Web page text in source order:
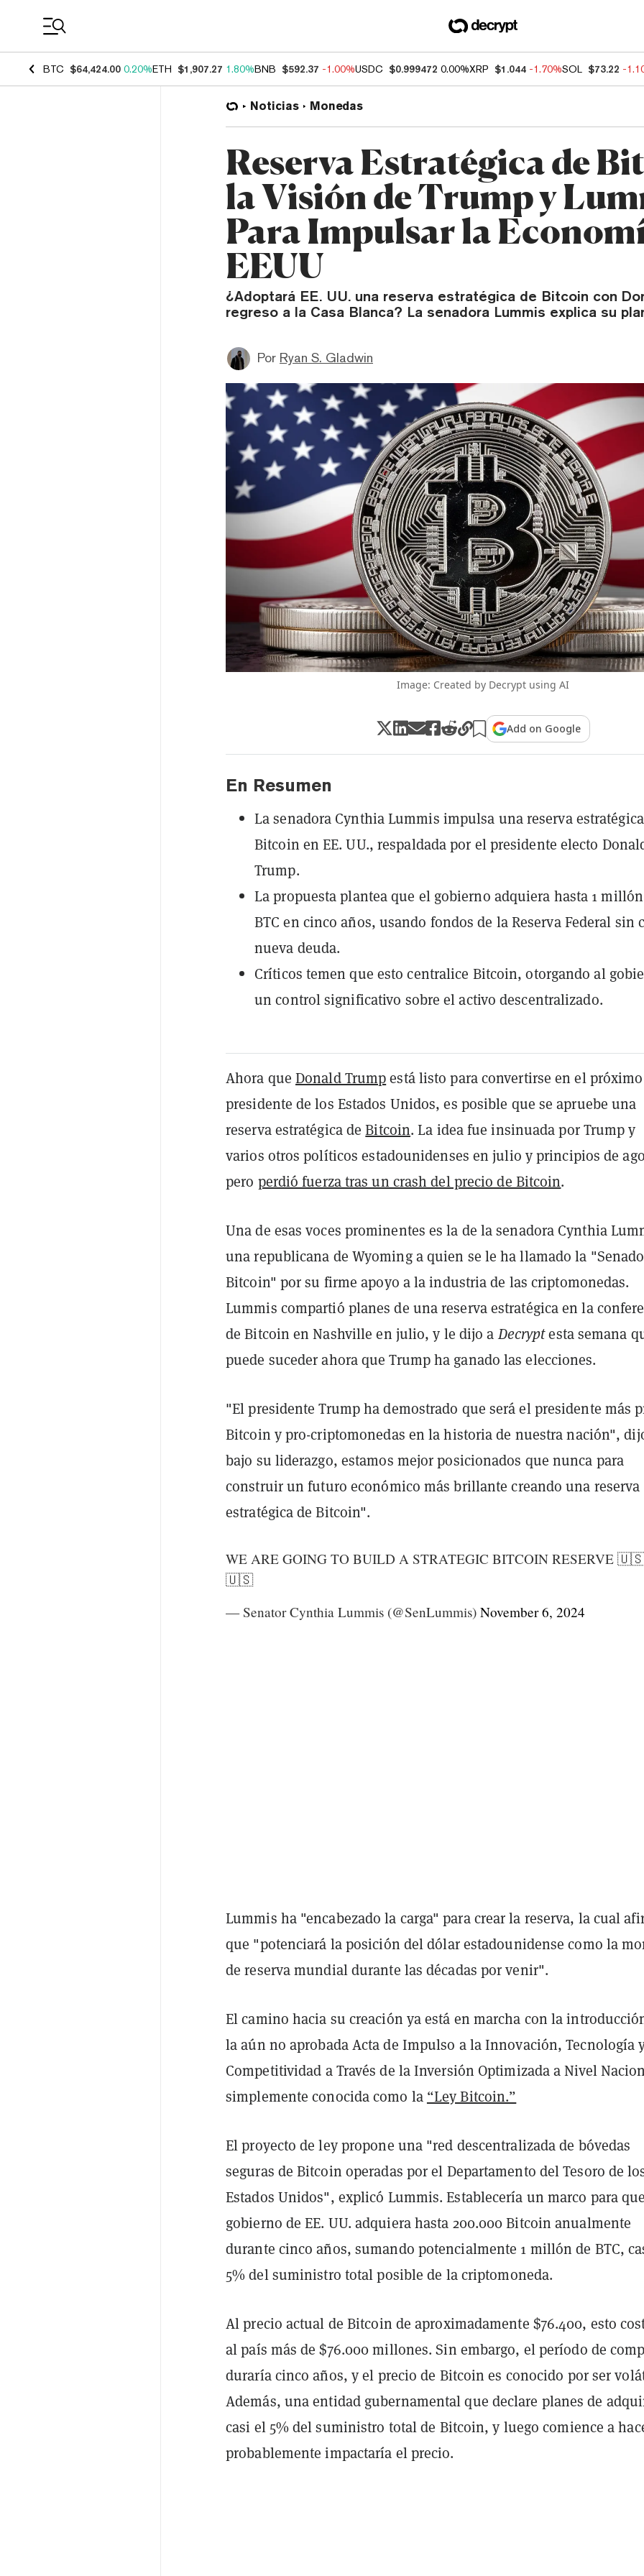
BTC $64,424.00 0.20%ETH $1,907.27 1.80%BNB $592.37 -1.00%USDC $0.999472 0.00%XRP $1.044 -1.70%SOL $73.22 -
Noticias Monedas
Reserva Estratégica de
la Visión de Trump y
Para Impulsar la
EEUU
¿Adoptará EE. UU. una reserva estratégica de Bitcoin con
regreso a la Casa Blanca? La senadora Lummis explica su
Por Ryan S. Gladwin
Image: Created by Decrypt using AI
Add on Google
En Resumen
La senadora Cynthia Lummis impulsa una reserva
Bitcoin en EE. UU., respaldada por el presidente electo
Trump.
La propuesta plantea que el gobierno adquiera hasta 1
BTC en cinco años, usando fondos de la Reserva Federal sin
nueva deuda.
Críticos temen que esto centralice Bitcoin, otorgando al
un control significativo sobre el activo descentralizado.
Ahora que Donald Trumpestá listo para convertirse en el próximo
presidente de los Estados Unidos, es posible que se apruebe una
reserva estratégica deBitcoin. La idea fue insinuada por Trump y
varios otros políticos estadounidenses en julio y principios de
pero perdió fuerza tras un crash del precio de Bitcoin.
Una de esas voces prominentes es la de la senadora Cynthia
una republicana de Wyoming a quien se le ha llamado la
Bitcoin" por su firme apoyo a la industria de las criptomonedas.
Lummis compartió planes de una reserva estratégica en la
de Bitcoin en Nashville en julio, y le dijo aDecryptesta semana
puede suceder ahora que Trump ha ganado las elecciones.
"El presidente Trump ha demostrado que será el presidente más
Bitcoin y pro-criptomonedas en la historia de nuestra nación",
bajo su liderazgo, estamos mejor posicionados que nunca para
construir un futuro económico más brillante creando una reserva
estratégica de Bitcoin".
WE ARE GOING TO BUILD A STRATEGIC BITCOIN RESERVE
🇺🇸
— Senator Cynthia Lummis (@SenLummis) November 6, 2024
Lummis ha "encabezado la carga" para crear la reserva, la cual
que "potenciará la posición del dólar estadounidense como la
de reserva mundial durante las décadas por venir".
El camino hacia su creación ya está en marcha con la
la aún no aprobada Acta de Impulso a la Innovación, Tecnología
Competitividad a Través de la Inversión Optimizada a Nivel
simplemente conocida como la “Ley Bitcoin.”
El proyecto de ley propone una "red descentralizada de bóvedas
seguras de Bitcoin operadas por el Departamento del Tesoro de
Estados Unidos", explicó Lummis. Establecería un marco para
gobierno de EE. UU. adquiera hasta 200.000 Bitcoin anualmente
durante cinco años, sumando potencialmente 1 millón de BTC,
5% del suministro total posible de la criptomoneda.
Al precio actual de Bitcoin de aproximadamente $76.400, esto
al país más de $76.000 millones. Sin embargo, el período de
duraría cinco años, y el precio de Bitcoin es conocido por ser
Además, una entidad gubernamental que declare planes de
casi el 5% del suministro total de Bitcoin, y luego comience a
probablemente impactaría el precio.